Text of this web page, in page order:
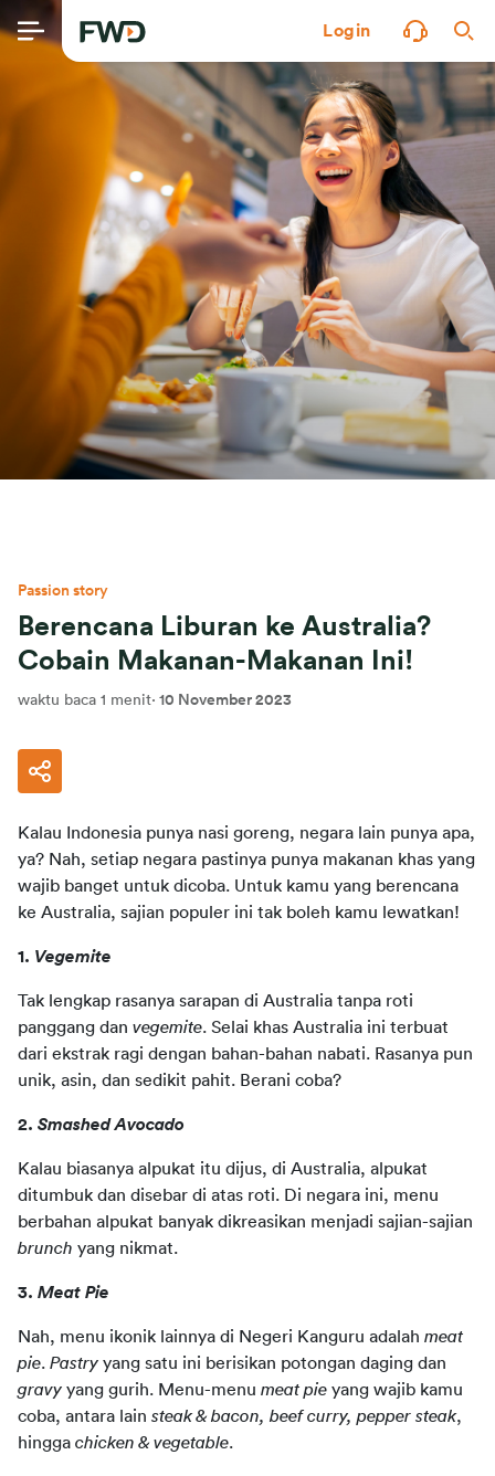
Login
Passion story
Berencana Liburan ke Australia?
Cobain Makanan-Makanan Ini!
waktu baca 1 menit· 10 November 2023
Kalau Indonesia punya nasi goreng, negara lain punya apa,
ya? Nah, setiap negara pastinya punya makanan khas yang
wajib banget untuk dicoba. Untuk kamu yang berencana
ke Australia, sajian populer ini tak boleh kamu lewatkan!
1. Vegemite
Tak lengkap rasanya sarapan di Australia tanpa roti
panggang dan vegemite. Selai khas Australia ini terbuat
dari ekstrak ragi dengan bahan-bahan nabati. Rasanya pun
unik, asin, dan sedikit pahit. Berani coba?
2. Smashed Avocado
Kalau biasanya alpukat itu dijus, di Australia, alpukat
ditumbuk dan disebar di atas roti. Di negara ini, menu
brunch yang nikmat.
3. Meat Pie
Nah, menu ikonik lainnya di Negeri Kanguru adalah meat
pie. Pastry
gravy yang gurih. Menu-menu meat pie yang wajib kamu
coba, antara lain steak & bacon, beef curry, pepper steak,
hingga chicken & vegetable.